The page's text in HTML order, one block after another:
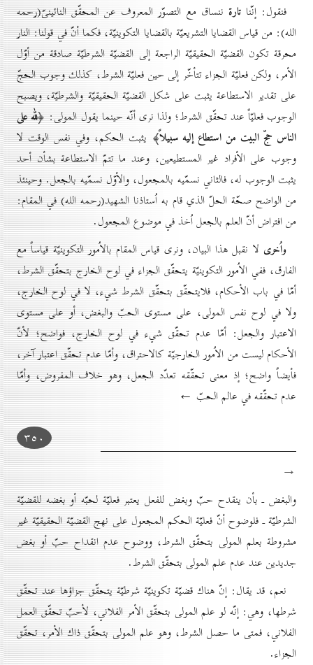
فنقول: إنّناتارة ننساق مع التصوّر المعروف عن المحقّق النائينىّ(رحمه
الله): من قياس القضايا التشريعيّة بالقضايا التكوينيّة، فكما أنّ في قولنا: النار
محرقة تكون القضيّة الحقيقيّة الراجعة إلى القضيّة الشرطيّة صادقة من أوّل
الأمر، ولكن فعليّة الجزاء تتأخّر إلى حين فعليّة الشرط، كذلك وجوب الحجّ
على تقدير الاستطاعة يثبت على شكل القضيّة الحقيقيّة والشرطيّة، ويصبح
الوجوب فعليّاً عند تحقّق الشرط؛ ولذا نرى أنّه حينما يقول المولى:﴿لله على
الناس حجّ البيت من استطاع إليه سبيلاً﴾ يثبت الحكم، وفي نفس الوقت لا
وجوب على الأفراد غير المستطيعين، وعند ما تتمّ الاستطاعة بشأن أحد
يثبت الوجوب له، فالثاني نسمّيه بالمجعول، والأوّل نسمّيه بالجعل. وحينئذ
من الواضح صحّة الحلّ الذي قام به اُستاذنا الشهيد(رحمه الله) في المقام:
من افتراض أنّ العلم بالجعل اُخذ في موضوع المجعول.
واُخرى لا نقبل هذا البيان، ونرى قياس المقام بالاُمور التكوينيّة قياساً مع
الفارق، ففي الاُمور التكوينيّة يتحقّق الجزاء في لوح الخارج بتحقّق الشرط،
أمّا في باب الأحكام، فلايتحقّق بتحقّق الشرط شيء، لا في لوح الخارج،
ولا في لوح نفس المولى، على مستوى الحبّ والبغض، أو على مستوى
الاعتبار والجعل: أمّا عدم تحقّق شيء في لوح الخارج، فواضح؛ لأنّ
الأحكام ليست من الاُمور الخارجيّة كالاحتراق، وأمّا عدم تحقّق اعتبار آخر،
فأيضاً واضح؛ إذ معنى تحقّقه تعدّد الجعل، وهو خلاف المفروض، وأمّا
عدم تحقّقه في عالم الحبّ ←
۳٥٠
→
والبغض ـ بأن ينقدح حبّ وبغض للفعل يعتبر فعليّة لحبّه أو بغضه للقضيّة
الشرطيّة ـ فلوضوح أنّ فعليّة الحكم المجعول على نهج القضيّة الحقيقيّة غير
مشروطة بعلم المولى بتحقّق الشرط، ووضوح عدم انقداح حبّ أو بغض
جديدين عند عدم علم المولى بتحقّق الشرط.
نعم، قد يقال: إنّ هناك قضيّة تكوينيّة شرطيّة يتحقّق جزاؤها عند تحقّق
شرطها، وهي: إنّه لو علم المولى بتحقّق الأمر الفلاني، لأحبّ تحقّق العمل
الفلاني، فمتى ما حصل الشرط، وهو علم المولى بتحقّق ذاك الأمر، تحقّق
الجزاء.